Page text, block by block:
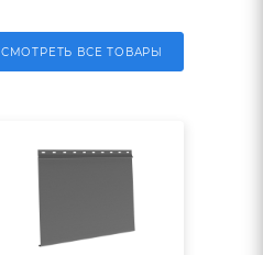
СМОТРЕТЬ ВСЕ ТОВАРЫ